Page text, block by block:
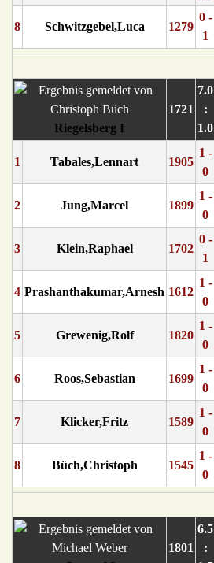
8 Schwitzgebel,Luca 1279
0 -
1
Riegelsberg I
1721
7.0
:
1.0
1 Tabales,Lennart 1905
1 -
0
2 Jung,Marcel 1899
1 -
0
3 Klein,Raphael 1702
0 -
1
4 Prashanthakumar,Arnesh 1612
1 -
0
5 Grewenig,Rolf 1820
1 -
0
6 Roos,Sebastian 1699
1 -
0
7 Klicker,Fritz 1589
1 -
0
8 Büch,Christoph 1545
1 -
0
1801
6.5
: